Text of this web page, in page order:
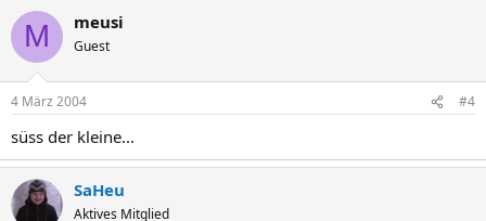
M meusi
Guest
4 März 2004 #4
süss der kleine...
SaHeu
Aktives Mitglied